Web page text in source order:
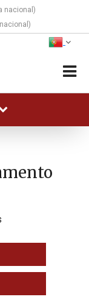
nacional)